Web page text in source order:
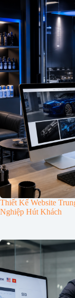
Thiết Kế Website
Nghiệp Hút Khách